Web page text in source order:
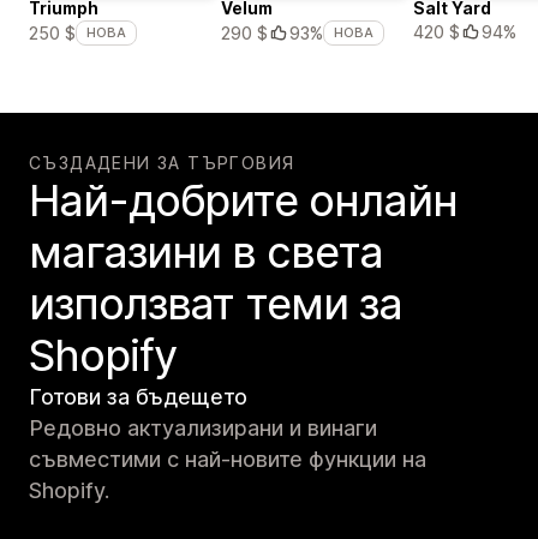
Triumph
250 $
НОВА
Velum
290 $
93% НОВА
Salt Yard
420 $
94%
СЪЗДАДЕНИ ЗА ТЪРГОВИЯ
Най-добрите онлайн
магазини в света
използват теми за
Shopify
Готови за бъдещето
Редовно актуализирани и винаги
съвместими с най-новите функции на
Shopify.